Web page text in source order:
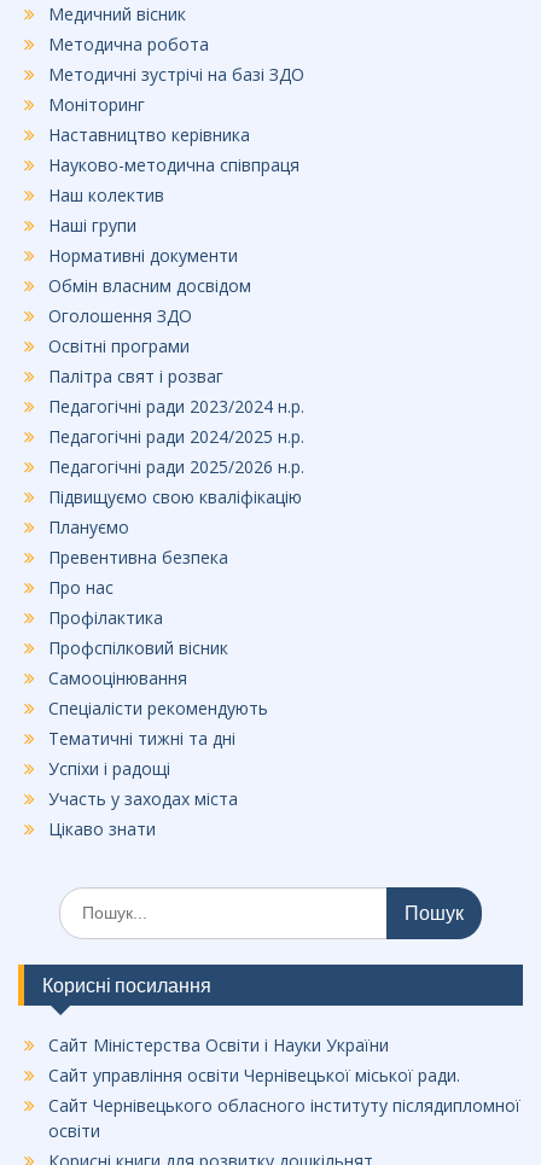
Медичний вісник
Методична робота
Методичні зустрічі на базі ЗДО
Моніторинг
Наставництво керівника
Науково-методична співпраця
Наш колектив
Наші групи
Нормативні документи
Обмін власним досвідом
Оголошення ЗДО
Освітні програми
Палітра свят і розваг
Педагогічні ради 2023/2024 н.р.
Педагогічні ради 2024/2025 н.р.
Педагогічні ради 2025/2026 н.р.
Підвищуємо свою кваліфікацію
Плануємо
Превентивна безпека
Про нас
Профілактика
Профспілковий вісник
Самооцінювання
Спеціалісти рекомендують
Тематичні тижні та дні
Успіхи і радощі
Участь у заходах міста
Цікаво знати
Шукати:
Корисні посилання
Сайт Міністерства Освіти і Науки України
Сайт управління освіти Чернівецької міської ради.
Сайт Чернівецького обласного інституту післядипломної
освіти
Корисні книги для розвитку дошкільнят